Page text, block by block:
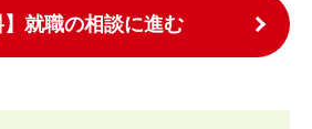
】就職の相談に進む